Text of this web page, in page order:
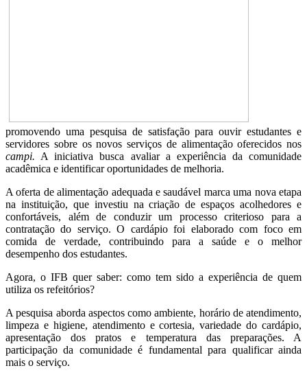
promovendo uma pesquisa de satisfação para ouvir estudantes e
servidores sobre os novos serviços de alimentação oferecidos nos
campi. A iniciativa busca avaliar a experiência da comunidade
acadêmica e identificar oportunidades de melhoria.
A oferta de alimentação adequada e saudável marca uma nova etapa
na instituição, que investiu na criação de espaços acolhedores e
confortáveis, além de conduzir um processo criterioso para a
contratação do serviço. O cardápio foi elaborado com foco em
comida de verdade, contribuindo para a saúde e o melhor
desempenho dos estudantes.
Agora, o IFB quer saber: como tem sido a experiência de quem
utiliza os refeitórios?
A pesquisa aborda aspectos como ambiente, horário de atendimento,
limpeza e higiene, atendimento e cortesia, variedade do cardápio,
apresentação dos pratos e temperatura das preparações. A
participação da comunidade é fundamental para qualificar ainda
mais o serviço.